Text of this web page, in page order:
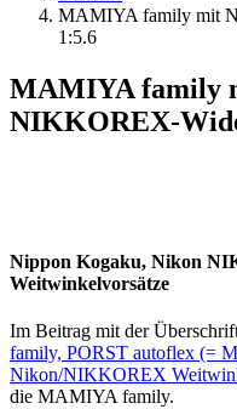
MAMIYA family mit
1:5.6
MAMIYA family
NIKKOREX-
Nippon Kogaku, Nikon
Weitwinkelvorsätze
Im Beitrag mit der
family, PORST autoflex (=
Nikon/NIKKOREX
die MAMIYA family.